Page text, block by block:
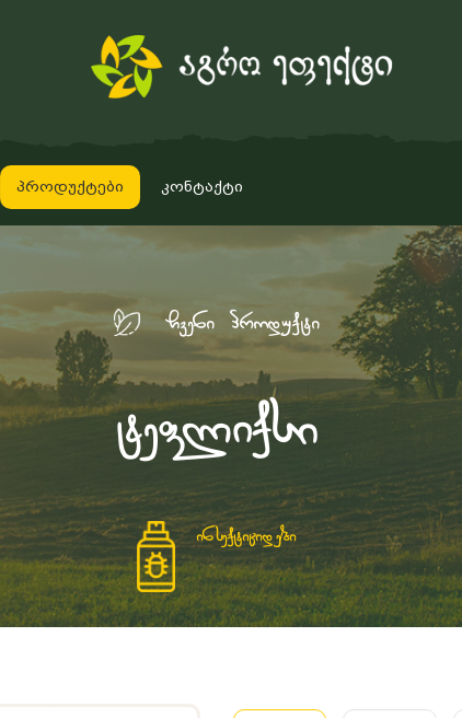
პროდუქტები კონტაქტი
ჩვენი პროდუქტი
ტეფლიქსი
ინსექტიციდები